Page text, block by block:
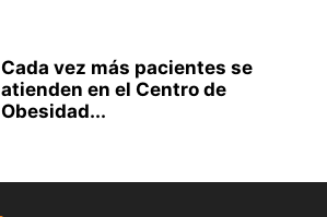
Cada vez más pacientes se
atienden en el Centro de
Obesidad...